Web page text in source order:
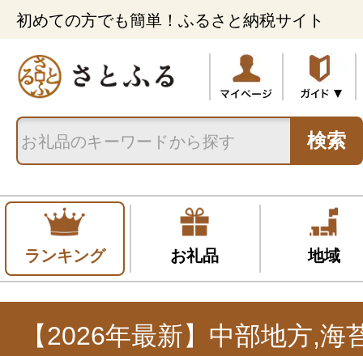
初めての方でも簡単！ふるさと納税サイト
検索
ランキング お礼品 地域
【2026年最新】中部地方,海